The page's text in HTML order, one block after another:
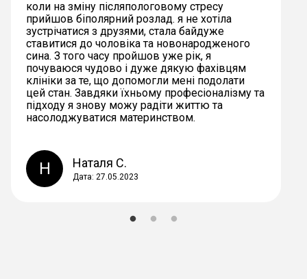
коли на зміну післяпологовому стресу
прийшов біполярний розлад. я не хотіла
зустрічатися з друзями, стала байдуже
ставитися до чоловіка та новонародженого
сина. З того часу пройшов уже рік, я
почуваюся чудово і дуже дякую фахівцям
клініки за те, що допомогли мені подолати
цей стан. Завдяки їхньому професіоналізму та
підходу я знову можу радіти життю та
насолоджуватися материнством.
Н Наталя С.
Дата: 27.05.2023